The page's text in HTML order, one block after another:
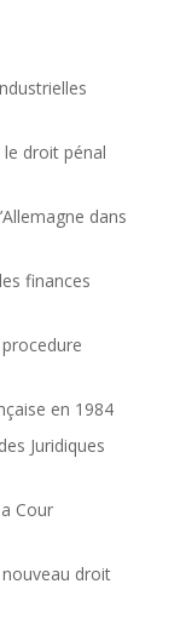
le droit pénal
dans
finances
en 1984
Juridiques
Cour
nouveau droit